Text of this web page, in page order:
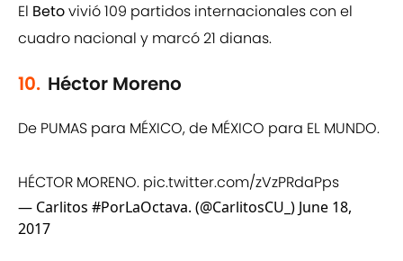
El Betovivió 109 partidos internacionales con el
cuadro nacional y marcó 21 dianas.
10. Héctor Moreno
De PUMAS para MÉXICO, de MÉXICO para EL MUNDO.
HÉCTOR MORENO. pic.twitter.com/zVzPRdaPps
— Carlitos #PorLaOctava. (@CarlitosCU_) June 18,
2017